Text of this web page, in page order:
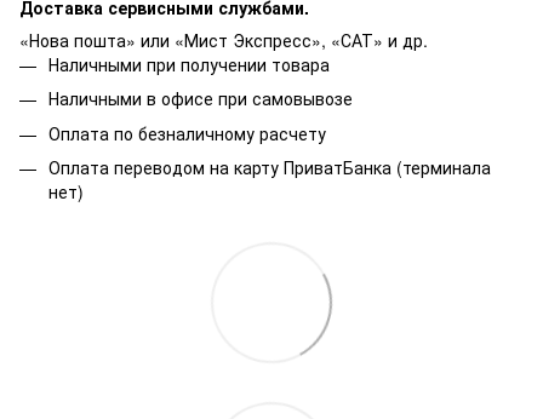
Доставка сервисными службами.
«Нова пошта» или «Мист Экспресс», «САТ» и др.
Наличными при получении товара
Наличными в офисе при самовывозе
Оплата по безналичному расчету
Оплата переводом на карту ПриватБанка (терминала
нет)